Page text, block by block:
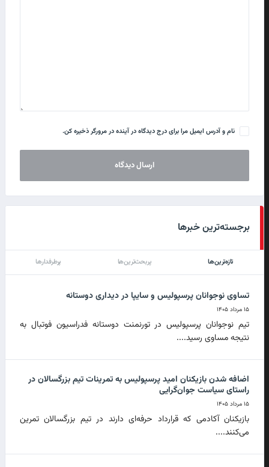
نام و آدرس ایمیل مرا برای درج دیدگاه در آینده در مرورگر ذخیره کن.
برجسته‌ترین خبرها
تازه‌ترین‌ها پربحث‌ترین‌ها پرطرفدارها
تساوی نوجوانان پرسپولیس و سایپا در دیداری دوستانه
۱۵ مرداد ۱۴۰۵
تیم نوجوانان پرسپولیس در تورنمنت دوستانه فدراسیون فوتبال به
نتیجه مساوی رسید....
اضافه شدن بازیکنان امید پرسپولیس به تمرینات تیم بزرگسالان در
راستای سیاست جوان‌گرایی
۱۵ مرداد ۱۴۰۵
بازیکنان آکادمی که قرارداد حرفه‌ای دارند در تیم بزرگسالان تمرین
می‌کنند....